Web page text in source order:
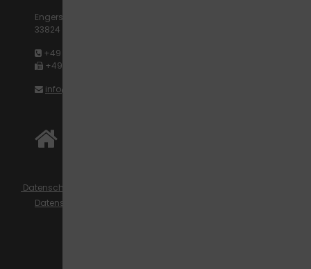
Engerstraße 34
33824 Werther
+49 5203 2960875
+49 5203 2960993
info@metallbau-kadereit.de
Datenschutz­einstellungen
Datenschutz